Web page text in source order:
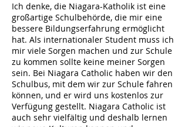
Ich denke, die Niagara-Katholik ist eine
großartige Schulbehörde, die mir eine
bessere Bildungserfahrung ermöglicht
hat. Als internationaler Student muss ich
mir viele Sorgen machen und zur Schule
zu kommen sollte keine meiner Sorgen
sein. Bei Niagara Catholic haben wir den
Schulbus, mit dem wir zur Schule fahren
können, und er wird uns kostenlos zur
Verfügung gestellt. Niagara Catholic ist
auch sehr vielfältig und deshalb lernen